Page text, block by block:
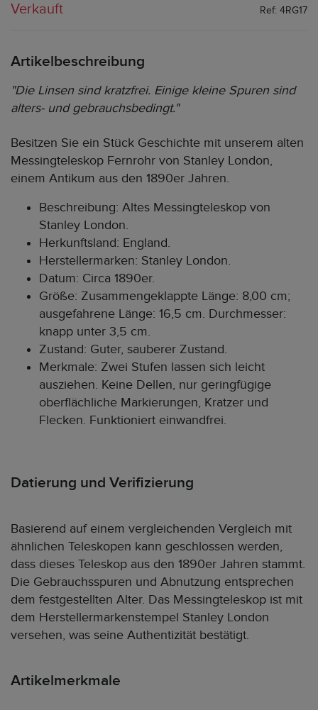
Verkauft Ref: 4RG17
Artikelbeschreibung
"Die Linsen sind kratzfrei. Einige kleine Spuren sind
alters- und gebrauchsbedingt."
Besitzen Sie ein Stück Geschichte mit unserem alten
Messingteleskop Fernrohr von Stanley London,
einem Antikum aus den 1890er Jahren.
Beschreibung: Altes Messingteleskop von
Stanley London.
Herkunftsland: England.
Herstellermarken: Stanley London.
Datum: Circa 1890er.
Größe: Zusammengeklappte Länge: 8,00 cm;
ausgefahrene Länge: 16,5 cm. Durchmesser:
knapp unter 3,5 cm.
Zustand: Guter, sauberer Zustand.
Merkmale: Zwei Stufen lassen sich leicht
ausziehen. Keine Dellen, nur geringfügige
oberflächliche Markierungen, Kratzer und
Flecken. Funktioniert einwandfrei.
Datierung und Verifizierung
Basierend auf einem vergleichenden Vergleich mit
ähnlichen Teleskopen kann geschlossen werden,
dass dieses Teleskop aus den 1890er Jahren stammt.
Die Gebrauchsspuren und Abnutzung entsprechen
dem festgestellten Alter. Das Messingteleskop ist mit
dem Herstellermarkenstempel Stanley London
versehen, was seine Authentizität bestätigt.
Artikelmerkmale